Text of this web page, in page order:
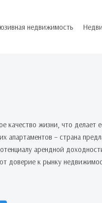
недвижимость
качество жизни, что
– страна
арендной
доверие к рынку